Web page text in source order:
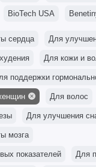
BioTech USA
сердца Для
Для кожи и
поддержки
Для волос
Для улучшения
мозга
показателей Для